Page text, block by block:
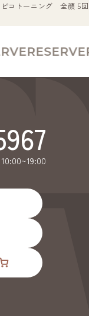
ピコトーニング 全顔
RESERVE